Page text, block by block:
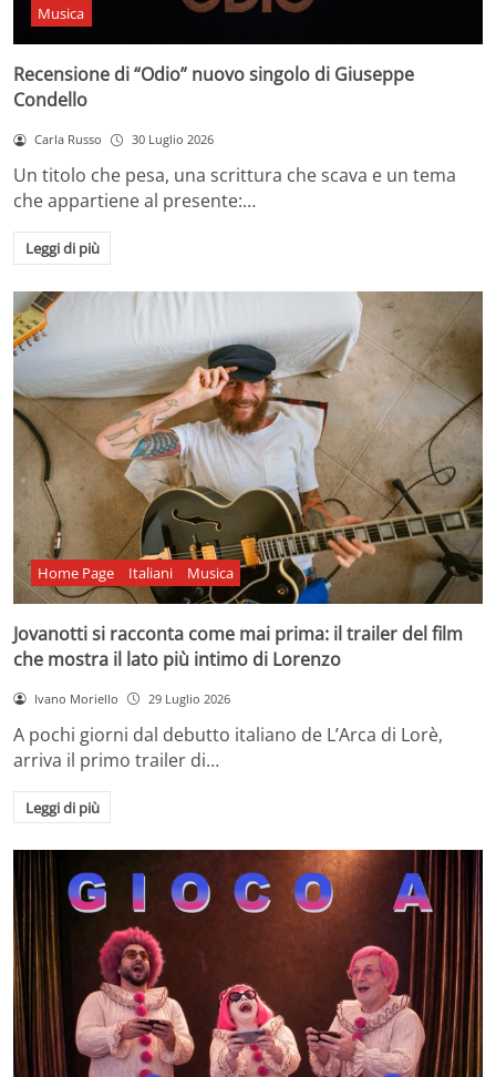
Musica
Recensione di “Odio” nuovo singolo di Giuseppe
Condello
Carla Russo 30 Luglio 2026
Un titolo che pesa, una scrittura che scava e un tema
che appartiene al presente:…
Leggi di più
Home Page Italiani Musica
Jovanotti si racconta come mai prima: il trailer del film
che mostra il lato più intimo di Lorenzo
Ivano Moriello 29 Luglio 2026
A pochi giorni dal debutto italiano de L’Arca di Lorè,
arriva il primo trailer di…
Leggi di più